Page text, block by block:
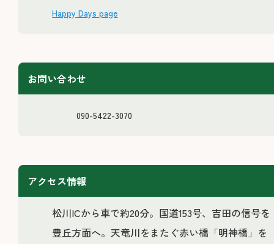
Happy Days page
お問い合わせ
090-5422-3070
アクセス情報
松川ICから車で約20分。国道153号、吉田の信号を
豊丘方面へ。天竜川をまたぐ赤い橋「明神橋」を